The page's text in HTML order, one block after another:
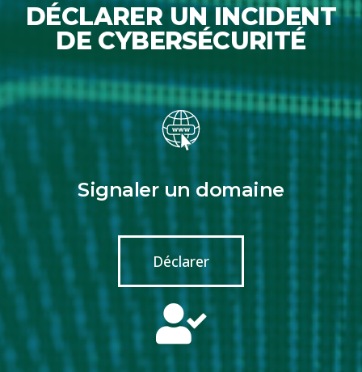
DÉCLARER UN INCIDENT
DE CYBERSÉCURITÉ
Signaler un domaine
Déclarer